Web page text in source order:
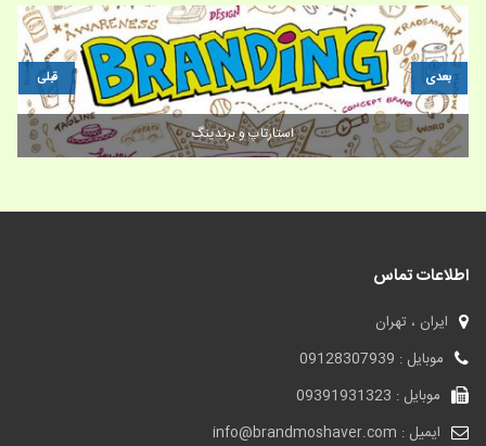
فروش برند | فروش برند مواد غذایی (در تاپ)
قبلی بعدی
اطلاعات تماس
ایران ، تهران
موبایل : 09128307939
موبایل : 09391931323
ایمیل : info@brandmoshaver.com